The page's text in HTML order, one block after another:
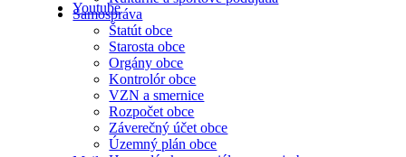
Youtube
Samospráva
Štatút obce
Starosta obce
Orgány obce
Kontrolór obce
VZN a smernice
Rozpočet obce
Záverečný účet obce
Územný plán obce